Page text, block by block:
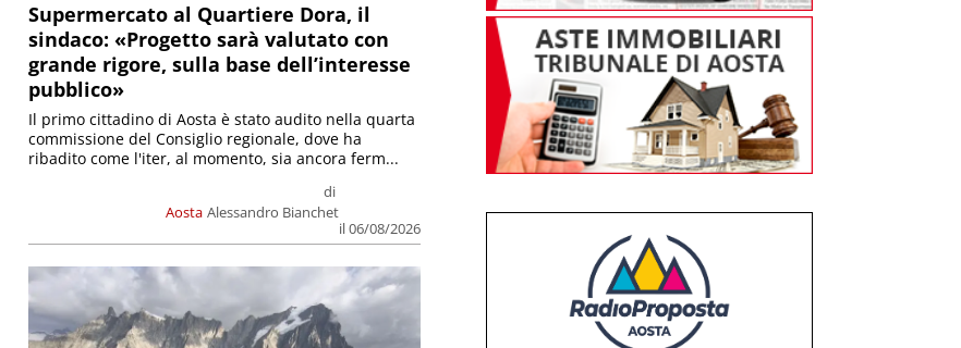
Supermercato al Quartiere Dora, il
sindaco: «Progetto sarà valutato con
grande rigore, sulla base dell’interesse
pubblico»
Aosta
di
Alessandro Bianchet
il 06/08/2026
Il primo cittadino di Aosta è stato audito nella quarta
commissione del Consiglio regionale, dove ha
ribadito come l'iter, al momento, sia ancora ferm...